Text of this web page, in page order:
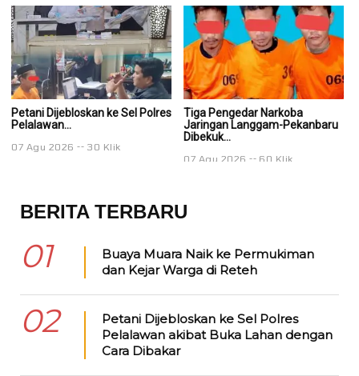
Petani Dijebloskan ke Sel Polres
Pelalawan...
07 Agu 2026 30 Klik
Tiga Pengedar Narkoba
Jaringan Langgam-Pekanbaru
Dibekuk...
07 Agu 2026 60 Klik
BERITA TERBARU
01
Buaya Muara Naik ke Permukiman
dan Kejar Warga di Reteh
02
Petani Dijebloskan ke Sel Polres
Pelalawan akibat Buka Lahan dengan
Cara Dibakar